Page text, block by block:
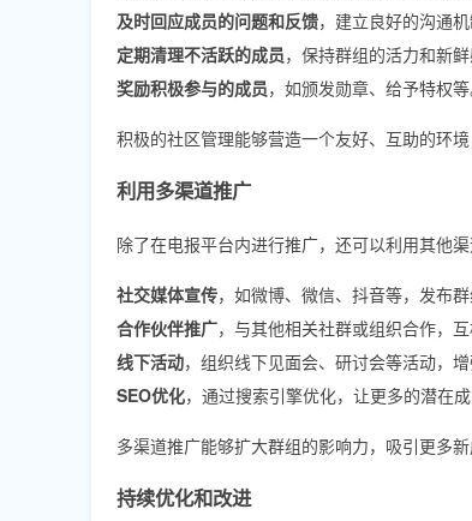
及时回应成员的问题和反馈，建立良好的沟通机
定期清理不活跃的成员，保持群组的活力和新鲜
奖励积极参与的成员，如颁发勋章、给予特权等
积极的社区管理能够营造一个友好、互助的环境
利用多渠道推广
除了在电报平台内进行推广，还可以利用其他
社交媒体宣传，如微博、微信、抖音等，发布群
合作伙伴推广，与其他相关社群或组织合作，互
线下活动，组织线下见面会、研讨会等活动，
SEO优化，通过搜索引擎优化，让更多的潜在成
多渠道推广能够扩大群组的影响力，吸引更多新
持续优化和改进